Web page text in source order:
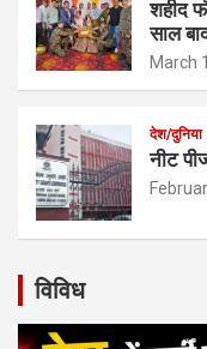
शहीद
साल
March
देश/दुनिया
नीट
विविध